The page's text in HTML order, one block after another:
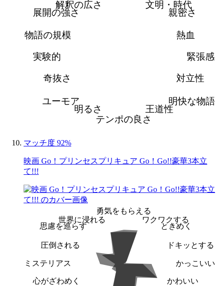
文明・時代
親密さ
熱血
緊張感
対立性
明快な物語
王道性
テンポの良さ
明るさ
ユーモア
奇抜さ
実験的
物語の規模
展開の強さ
解釈の広さ
マッチ度 92%
映画 Go！プリンセスプリキュア Go！Go!!豪華3本立
て!!!
勇気をもらえる
ワクワクする
ときめく
ドキッとする
かっこいい
かわいい
心がざわめく
ミステリアス
圧倒される
思慮を巡らす
世界に浸れる